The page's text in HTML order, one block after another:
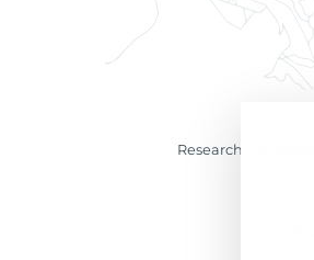
Research & Analyses